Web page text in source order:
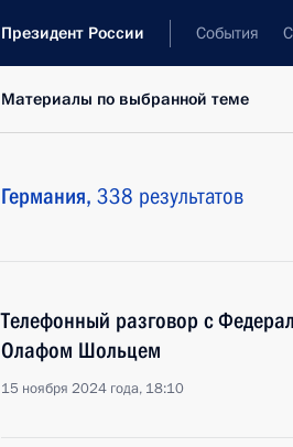
Президент России События
Материалы по выбранной теме
Германия, 338 результатов
Телефонный разговор с
Олафом Шольцем
15 ноября 2024 года, 18:10